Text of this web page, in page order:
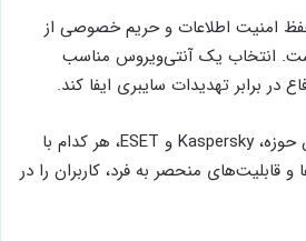
حفظ امنیت اطلاعات و حریم خصوصی از
انتخاب یک آنتی‌ویروس مناسب
در برابر تهدیدات سایبری ایفا کند.
دو غول شناخته‌شده در این حوزه، Kaspersky و ESET، هر کدام با
و قابلیت‌های منحصر به فرد، کاربران را در